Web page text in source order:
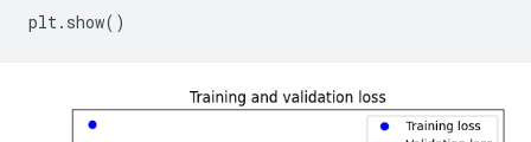
plt. show()